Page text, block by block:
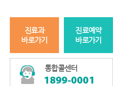
진료과
바로가기
진료예약
바로가기
통합콜센터